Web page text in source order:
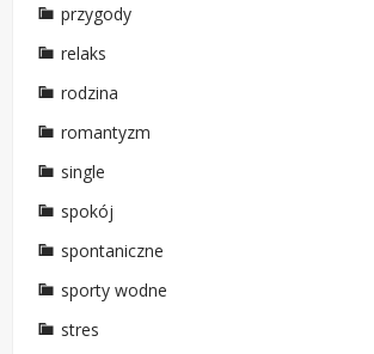
przygody
relaks
rodzina
romantyzm
single
spokój
spontaniczne
sporty wodne
stres